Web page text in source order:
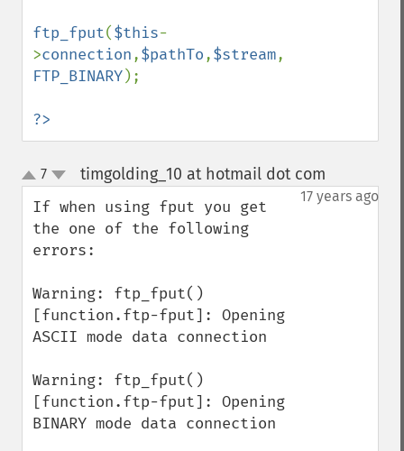
ftp_fput($this-
>connection,$pathTo,$stream
FTP_BINARY);
?>
up
down
7 timgolding_10 at hotmail dot com
17 years ago
If when using fput you get
the one of the following
errors:
Warning: ftp_fput()
[function.ftp-fput]: Opening
ASCII mode data connection
Warning: ftp_fput()
[function.ftp-fput]: Opening
BINARY mode data connection